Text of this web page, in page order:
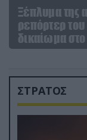
Ξέπλυμα της
ρεπόρτερ
δικαίωμα
ΣΤΡΑΤΟΣ